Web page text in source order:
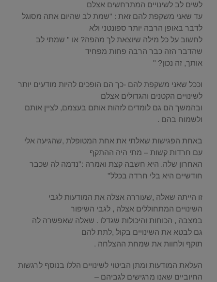
לשים לב לשינויים המתרחשים אצלם
עד שאני משקפת להם זאת : "שמת לב שהיום אתה מסוגל
לדבר באופן הרבה יותר ספונטני ולא
לחשוב על כל מילה שיוצאת לך מהפה? או " שמתי לב
שהדבר הזה כבר הרבה פחות מפחיד
אותך, זה נכון? "
וככל שאני משקפת להם -כך הם הופכים להיות מודעים יותר
לשינויים הקטנים והגדולים אצלם
ובהמשך הם גם לומדים לזהות אותם בעצמם, לציין אותם
ולשמוח בהם .
באחת הפגישות שאלתי את אחת המטופלת ,שהגיעה אלי
עם חרדות קשות – מתי היה ההתקף
האחרון שלה. היא חשבה קצת ואמרה :"נדמה לה שכבר
חודשיים היא בלי חרדה בכלל"
זו הייתה שאלה ,שעוררה אצלה את המודעות לגבי
השינויים המתחוללים אצלה , לגבי השיפור
במצבה , הכוחות והיכולות שגדלו . שאלה שאפשרה לה
גם לבטא את השינויים בקול ,לתת להם
תוקף ולחוות את שמחת ההצלחה .
העלאת המודעות ומתן הביטוי לשינויים הללו בנוסף לרגשות
החיוביים שאנו מרגישים לגביהם –